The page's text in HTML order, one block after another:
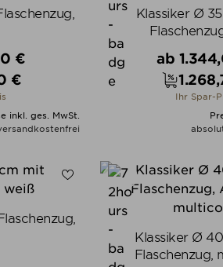
€
€
inkl. ges. MwSt.
Klassiker Ø
ab
Ihr Spar-
Klassiker Ø
Flaschenzug,